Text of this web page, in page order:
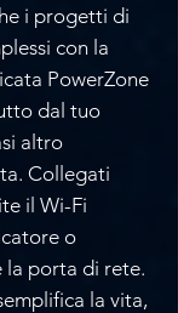
i progetti di
con la
PowerZone
dal tuo
altro
Collegati
il Wi-Fi
o
porta di rete.
la vita,